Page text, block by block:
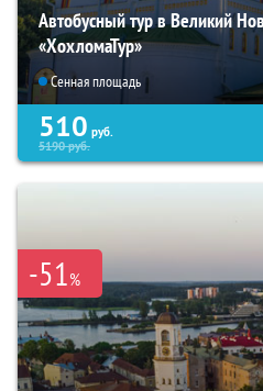
Автобусный тур в Великий
«ХохломаТур»
Сенная площадь
510 руб.
5190руб.
-51%